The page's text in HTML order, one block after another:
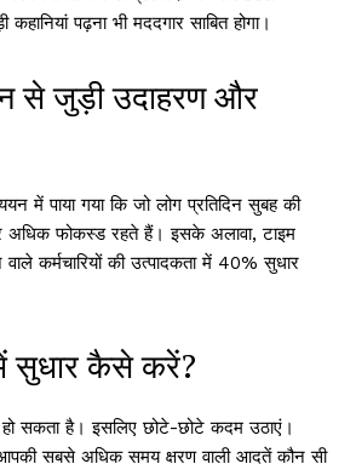
पढ़ना भी मददगार साबित होगा।
से जुड़ी उदाहरण और
में पाया गया कि जो लोग प्रतिदिन सुबह की
अधिक फोकस्ड रहते हैं। इसके अलावा, टाइम
कर्मचारियों की उत्पादकता में 40% सुधार
सुधार कैसे करें?
हो सकता है। इसलिए छोटे-छोटे कदम उठाएं।
सबसे अधिक समय क्षरण वाली आदतें कौन सी